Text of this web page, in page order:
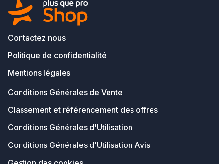
Contactez nous
Politique de confidentialité
Mentions légales
Conditions Générales de Vente
Classement et référencement des offres
Conditions Générales d'Utilisation
Conditions Générales d'Utilisation Avis